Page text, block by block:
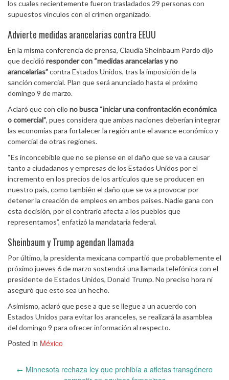
los cuales recientemente fueron trasladados 29 personas con
supuestos vínculos con el crimen organizado.
Advierte medidas arancelarias contra EEUU
En la misma conferencia de prensa, Claudia Sheinbaum Pardo dijo
que decidió responder con “medidas arancelarias y no
arancelarias”contra Estados Unidos, tras la imposición de la
sanción comercial. Plan que será anunciado hasta el próximo
domingo 9 de marzo.
Aclaró que con ello no busca “iniciar una confrontación económica
o comercial”, pues considera que ambas naciones deberían integrar
las economías para fortalecer la región ante el avance económico y
comercial de otras regiones.
“Es inconcebible que no se piense en el daño que se va a causar
tanto a ciudadanos y empresas de los Estados Unidos por el
incremento en los precios de los artículos que se producen en
nuestro país, como también el daño que se va a provocar por
detener la creación de empleos en ambos países. Nadie gana con
esta decisión, por el contrario afecta a los pueblos que
representamos”, enfatizó la mandataria federal.
Sheinbaum y Trump agendan llamada
Por último, la presidenta mexicana compartió que probablemente el
próximo jueves 6 de marzo sostendrá una llamada telefónica con el
presidente de Estados Unidos, Donald Trump. No preciso hora ni
aseguró que esto sea un hecho.
Asimismo, aclaró que pese a que se llegue a un acuerdo con
Estados Unidos para evitar los aranceles, se realizará la asamblea
del domingo 9 para ofrecer información al respecto.
Posted in México
Post
← Minnesota rechaza ley que prohibía a atletas transgénero